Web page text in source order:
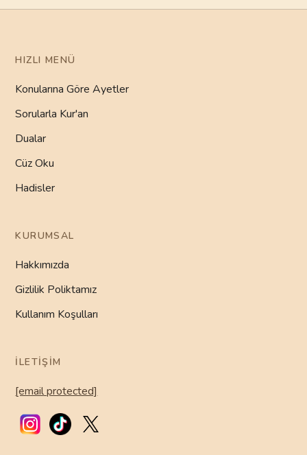
HIZLI MENÜ
Konularına Göre Ayetler
Sorularla Kur'an
Dualar
Cüz Oku
Hadisler
KURUMSAL
Hakkımızda
Gizlilik Poliktamız
Kullanım Koşulları
İLETIŞIM
[email protected]